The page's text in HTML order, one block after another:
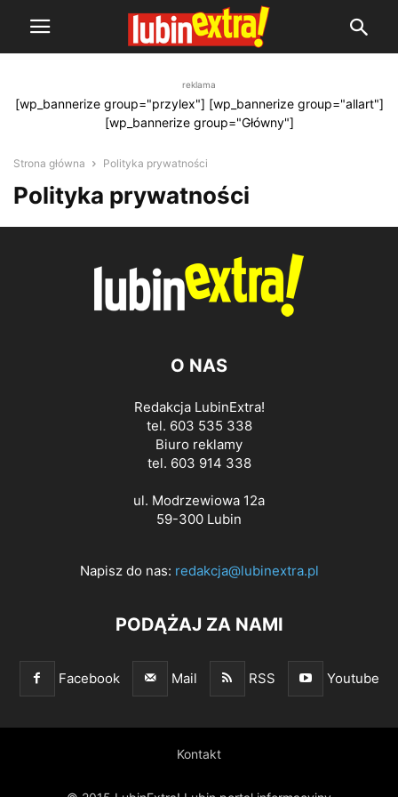
reklama
[wp_bannerize group="przylex"] [wp_bannerize group="allart"]
[wp_bannerize group="Główny"]
Strona główna Polityka prywatności
Polityka prywatności
O NAS
Redakcja LubinExtra!
tel. 603 535 338
Biuro reklamy
tel. 603 914 338
ul. Modrzewiowa 12a
59-300 Lubin
Napisz do nas: redakcja@lubinextra.pl
PODĄŻAJ ZA NAMI
Facebook Mail RSS Youtube
Kontakt